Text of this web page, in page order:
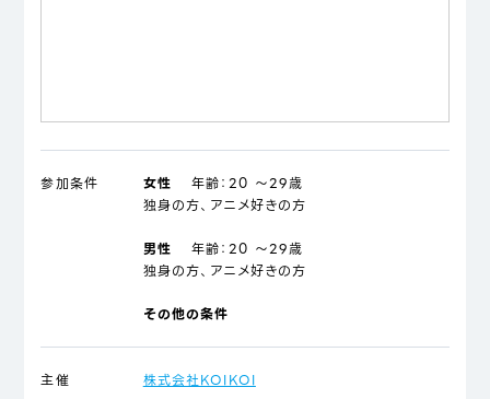
参加条件 女性 年齢： 20 ～29歳
独身の方、アニメ好きの方
男性 年齢： 20 ～29歳
独身の方、アニメ好きの方
その他の条件
主催 株式会社KOIKOI